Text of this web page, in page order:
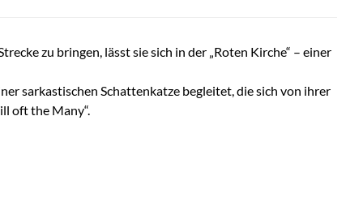
zu bringen, lässt sie sich in der „Roten Kirche“ – einer
sarkastischen Schattenkatze begleitet, die sich von ihrer
oft the Many“.